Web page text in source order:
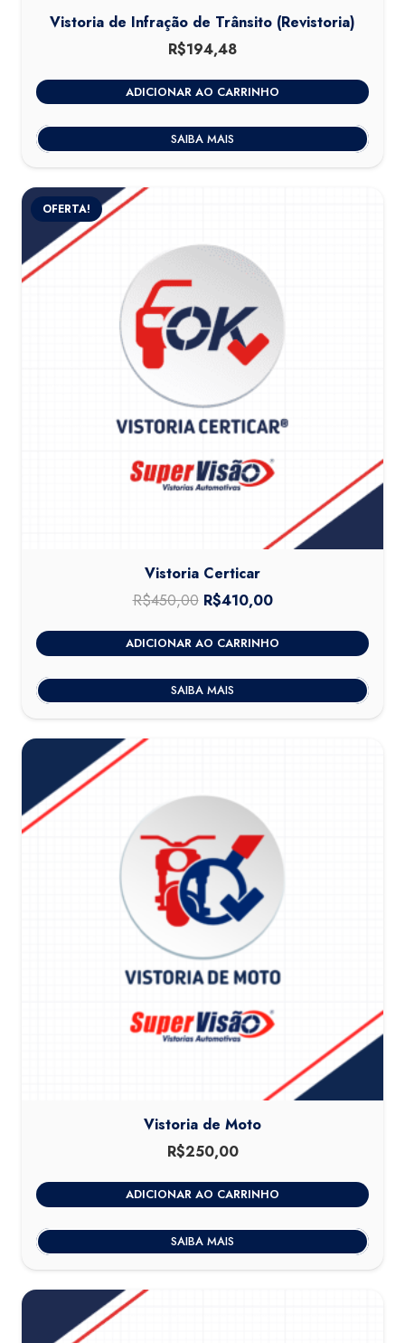
Vistoria de Infração de Trânsito (Revistoria)
R$194,48
ADICIONAR AO CARRINHO
SAIBA MAIS
OFERTA!
Vistoria Certicar
R$450,00 O
preço
original
era:
R$450,00.
R$410,00O
preço
atual
é:
R$410,00.
ADICIONAR AO CARRINHO
SAIBA MAIS
Vistoria de Moto
R$250,00
ADICIONAR AO CARRINHO
SAIBA MAIS